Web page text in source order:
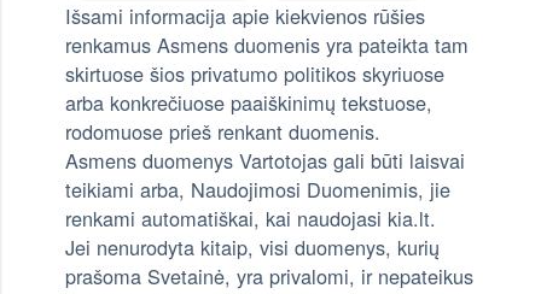
Išsami informacija apie kiekvienos rūšies
renkamus Asmens duomenis yra pateikta tam
skirtuose šios privatumo politikos skyriuose
arba konkrečiuose paaiškinimų tekstuose,
rodomuose prieš renkant duomenis.
Asmens duomenys Vartotojas gali būti laisvai
teikiami arba, Naudojimosi Duomenimis, jie
renkami automatiškai, kai naudojasi kia.lt.
Jei nenurodyta kitaip, visi duomenys, kurių
prašoma Svetainė, yra privalomi, ir nepateikus